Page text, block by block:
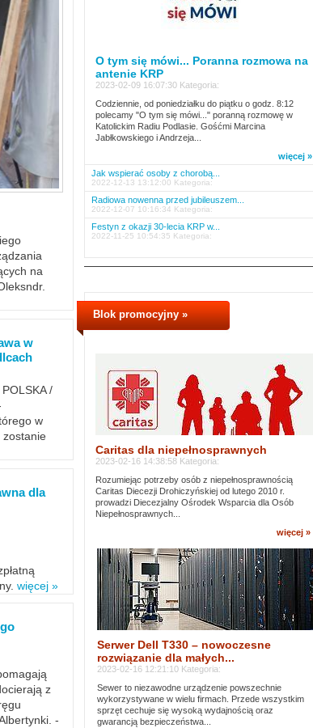
na
w
/
w
zostanie
dla
więcej »
z
-
O tym się mówi... Poranna rozmowa na
antenie KRP
2023-02-09 16:07:30 Kategoria:
Codziennie, od poniedziałku do piątku o godz. 8:12
polecamy "O tym się mówi..." poranną rozmowę w
Katolickim Radiu Podlasie. Gośćmi Marcina
Jabłkowskiego i Andrzeja...
więcej »
Jak wspierać osoby z chorobą...
2022-12-13 13:12:00 Kategoria:
Radiowa nowenna przed jubileuszem...
2022-12-07 10:16:34 Kategoria:
Festyn z okazji 30-lecia KRP w...
2022-11-25 10:54:35 Kategoria:
Blok promocyjny »
Caritas dla niepełnosprawnych
2023-02-16 14:38:58 Kategoria:
Rozumiejąc potrzeby osób z niepełnosprawnością
Caritas Diecezji Drohiczyńskiej od lutego 2010 r.
prowadzi Diecezjalny Ośrodek Wsparcia dla Osób
Niepełnosprawnych...
więcej »
Serwer Dell T330 – nowoczesne
rozwiązanie dla małych...
2023-02-16 12:21:10 Kategoria:
Sewer to niezawodne urządzenie powszechnie
wykorzystywane w wielu firmach. Przede wszystkim
sprzęt cechuje się wysoką wydajnością oraz
gwarancją bezpieczeństwa...